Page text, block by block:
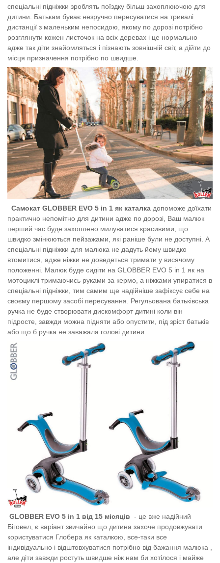
спеціальні підніжки зроблять поїздку більш захоплюючою для
дитини. Батькам буває незручно пересуватися на тривалі
дистанції з маленьким непосидою, якому по дорозі потрібно
розглянути кожен листочок на всіх деревах і це нормально
адже так діти знайомляться і пізнають зовнішній світ, а дійти до
місця призначення потрібно по швидше.
Самокат GLOBBER EVO 5 in 1 як каталка допоможе доїхати
практично непомітно для дитини адже по дорозі, Ваш малюк
перший час буде захоплено милуватися красивими, що
швидко змінюються пейзажами, які раніше були не доступні. А
спеціальні підніжки для малюка не дадуть йому швидко
втомитися, адже ніжки не доведеться тримати у висячому
положенні. Малюк буде сидіти на GLOBBER EVO 5 in 1 як на
мотоциклі тримаючись руками за кермо, а ніжками упиратися в
спеціальні підніжки, тим самим ще надійніше зафіксує себе на
своєму першому засобі пересування. Регульована батьківська
ручка не буде створювати дискомфорт дитині коли він
підросте, завжди можна підняти або опустити, під зріст батьків
або що б ручка не заважала голові дитини.
GLOBBER EVO 5 in 1 від 15 місяців - це вже надійний
Біговел, є варіант звичайно що дитина захоче продовжувати
користуватися Глобера як каталкою, все-таки все
індивідуально і відштовхуватися потрібно від бажання малюка ,
але діти завжди ростуть швидше ніж нам би хотілося і майже